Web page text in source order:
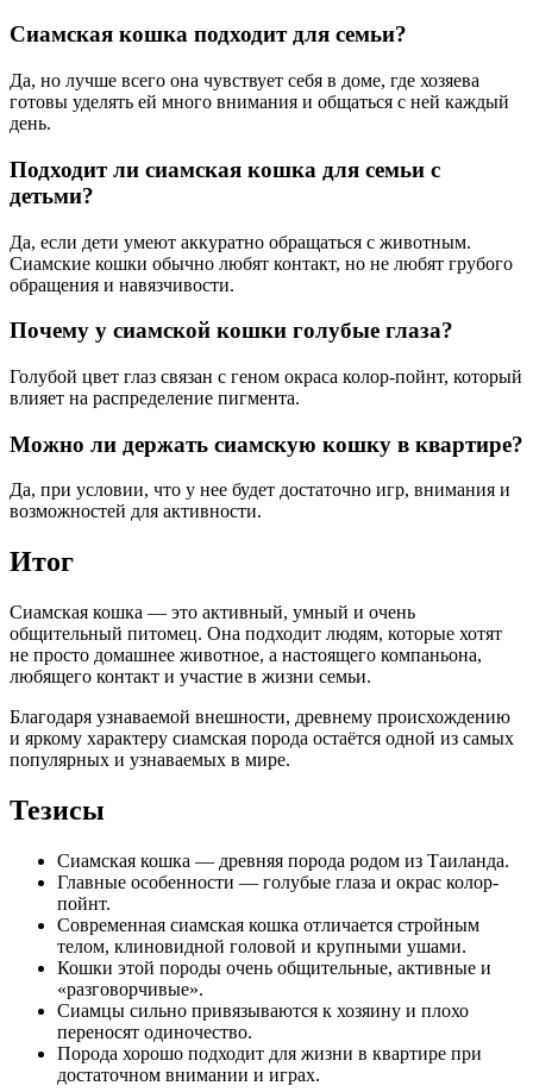
Сиамская кошка подходит для семьи?
Да, но лучше всего она чувствует себя в доме, где хозяева
готовы уделять ей много внимания и общаться с ней каждый
день.
Подходит ли сиамская кошка для семьи с
детьми?
Да, если дети умеют аккуратно обращаться с животным.
Сиамские кошки обычно любят контакт, но не любят грубого
обращения и навязчивости.
Почему у сиамской кошки голубые глаза?
Голубой цвет глаз связан с геном окраса колор-пойнт, который
влияет на распределение пигмента.
Можно ли держать сиамскую кошку в квартире?
Да, при условии, что у нее будет достаточно игр, внимания и
возможностей для активности.
Итог
Сиамская кошка — это активный, умный и очень
общительный питомец. Она подходит людям, которые хотят
не просто домашнее животное, а настоящего компаньона,
любящего контакт и участие в жизни семьи.
Благодаря узнаваемой внешности, древнему происхождению
и яркому характеру сиамская порода остаётся одной из самых
популярных и узнаваемых в мире.
Тезисы
Сиамская кошка — древняя порода родом из Таиланда.
Главные особенности — голубые глаза и окрас колор-
пойнт.
Современная сиамская кошка отличается стройным
телом, клиновидной головой и крупными ушами.
Кошки этой породы очень общительные, активные и
«разговорчивые».
Сиамцы сильно привязываются к хозяину и плохо
переносят одиночество.
Порода хорошо подходит для жизни в квартире при
достаточном внимании и играх.